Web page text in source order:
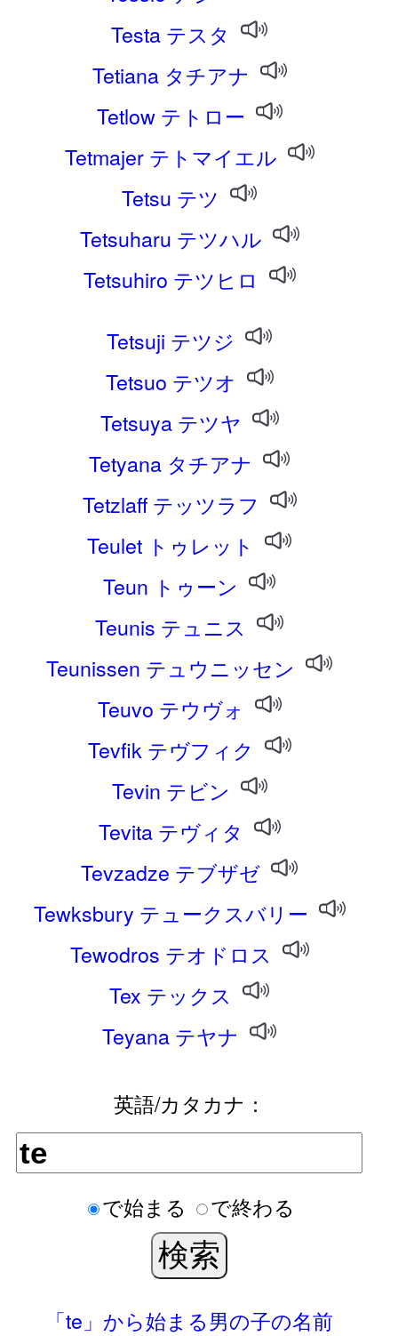
Testa テスタ
Tetiana タチアナ
Tetlow テトロー
Tetmajer テトマイエル
Tetsu テツ
Tetsuharu テツハル
Tetsuhiro テツヒロ
Tetsuji テツジ
Tetsuo テツオ
Tetsuya テツヤ
Tetyana タチアナ
Tetzlaff テッツラフ
Teulet トゥレット
Teun トゥーン
Teunis テュニス
Teunissen テュウニッセン
Teuvo テウヴォ
Tevfik テヴフィク
Tevin テビン
Tevita テヴィタ
Tevzadze テブザゼ
Tewksbury テュークスバリー
Tewodros テオドロス
Tex テックス
Teyana テヤナ
英語/カタカナ：
で始まる で終わる
「te」から始まる男の子の名前